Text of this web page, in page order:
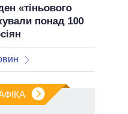
«тіньового
понад 100